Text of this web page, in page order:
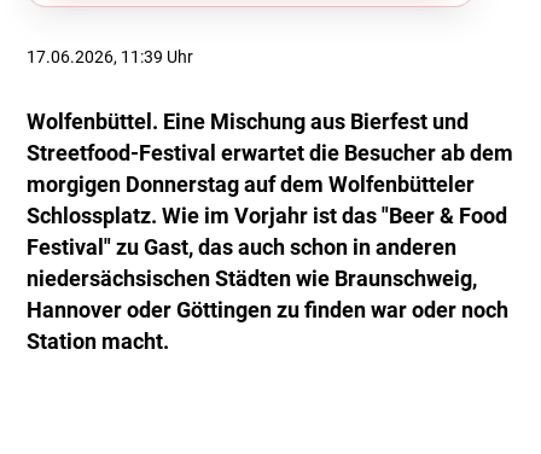
17.06.2026, 11:39 Uhr
Wolfenbüttel. Eine Mischung aus Bierfest und
Streetfood-Festival erwartet die Besucher ab dem
morgigen Donnerstag auf dem Wolfenbütteler
Schlossplatz. Wie im Vorjahr ist das "Beer & Food
Festival" zu Gast, das auch schon in anderen
niedersächsischen Städten wie Braunschweig,
Hannover oder Göttingen zu finden war oder noch
Station macht.